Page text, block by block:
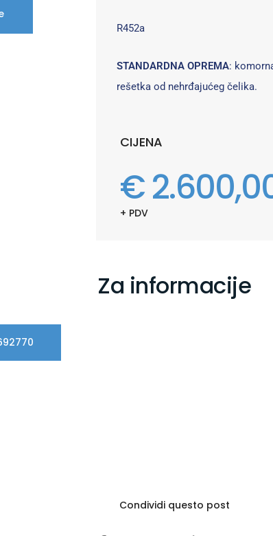
R452a
STANDARDNA OPREMA:
rešetka od nehrđajućeg čelika.
CIJENA
€
+ PDV
Za informacije
Condividi questo post